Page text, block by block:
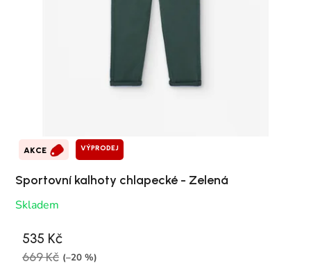
AKCE VÝPRODEJ
Sportovní kalhoty chlapecké - Zelená
Skladem
535 Kč
669 Kč (–20 %)